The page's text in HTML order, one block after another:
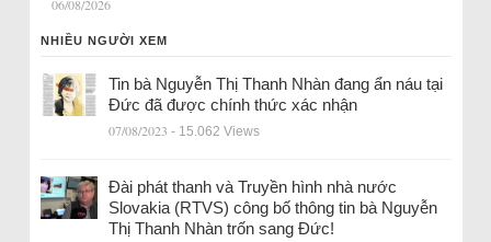
06/08/2026
NHIỀU NGƯỜI XEM
Tin bà Nguyễn Thị Thanh Nhàn đang ẩn náu tại
Đức đã được chính thức xác nhận
07/08/2023 - 15.062 Views
Đài phát thanh và Truyền hình nhà nước
Slovakia (RTVS) công bố thông tin bà Nguyễn
Thị Thanh Nhàn trốn sang Đức!